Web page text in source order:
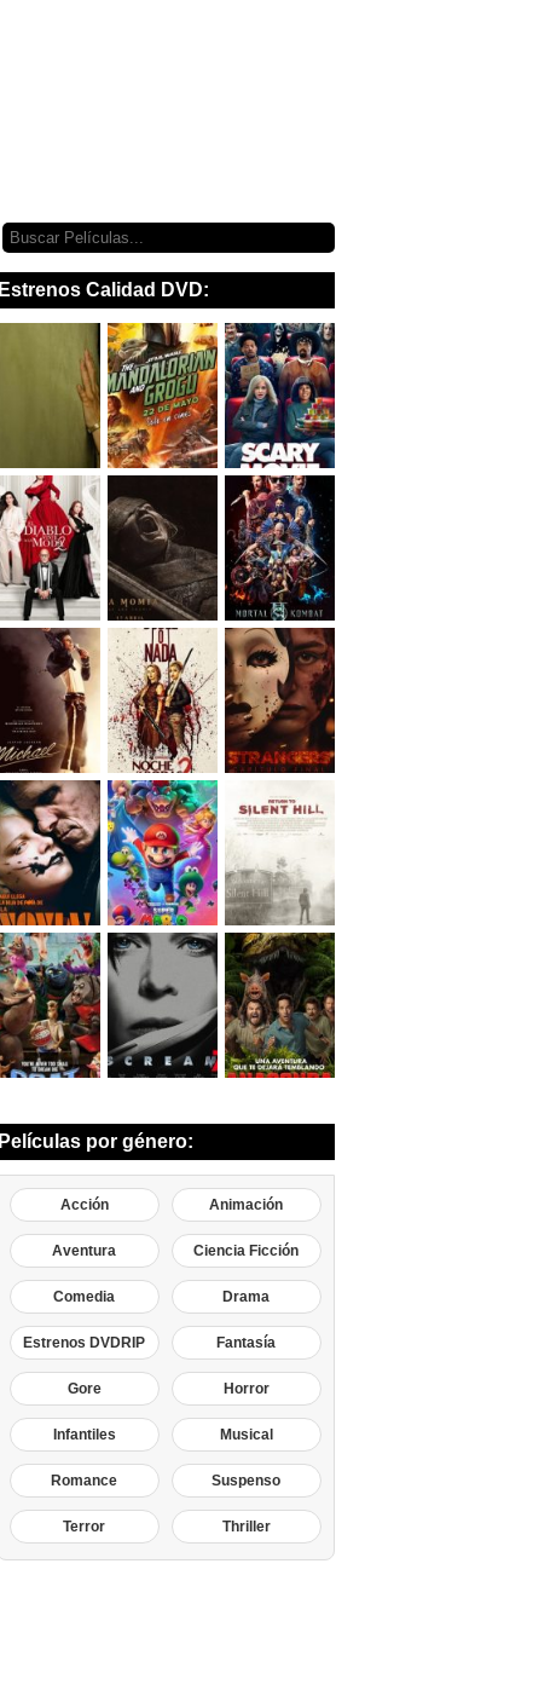
Estrenos Calidad DVD:
Películas por género:
Acción Animación
Aventura Ciencia Ficción
Comedia Drama
Estrenos DVDRIP Fantasía
Gore Horror
Infantiles Musical
Romance Suspenso
Terror Thriller